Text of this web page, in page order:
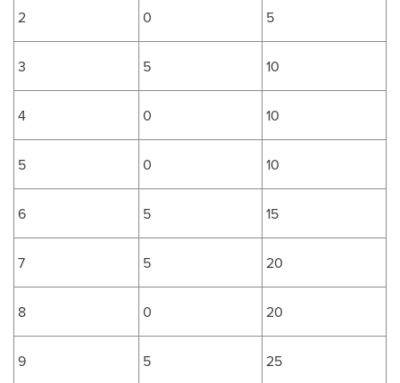
2 0 5
3 5 10
4 0 10
5 0 10
6 5 15
7 5 20
8 0 20
9 5 25